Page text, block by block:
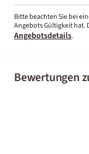
Bitte beachten Sie bei
Angebots Gültigkeit hat.
Angebotsdetails.
Bewertungen